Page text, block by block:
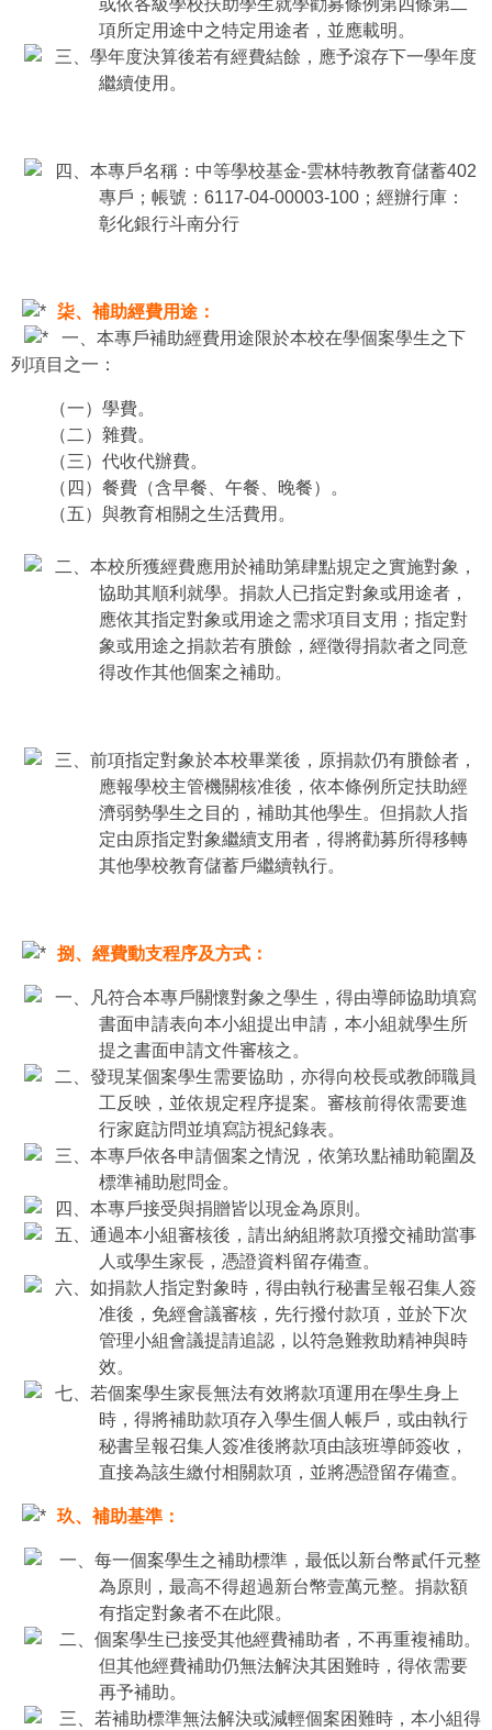
或依各級學校扶助學生就學勸募條例第四條第二
項所定用途中之特定用途者，並應載明。
三、學年度決算後若有經費結餘，應予滾存下一學年度
繼續使用。
四、本專戶名稱：中等學校基金-雲林特教教育儲蓄402
專戶；帳號：6117-04-00003-100；經辦行庫：
彰化銀行斗南分行
柒、補助經費用途：
一、本專戶補助經費用途限於本校在學個案學生之下
列項目之一：
（一）學費。
（二）雜費。
（三）代收代辦費。
（四）餐費（含早餐、午餐、晚餐）。
（五）與教育相關之生活費用。
二、本校所獲經費應用於補助第肆點規定之實施對象，
協助其順利就學。捐款人已指定對象或用途者，
應依其指定對象或用途之需求項目支用；指定對
象或用途之捐款若有賸餘，經徵得捐款者之同意
得改作其他個案之補助。
三、前項指定對象於本校畢業後，原捐款仍有賸餘者，
應報學校主管機關核准後，依本條例所定扶助經
濟弱勢學生之目的，補助其他學生。但捐款人指
定由原指定對象繼續支用者，得將勸募所得移轉
其他學校教育儲蓄戶繼續執行。
捌、經費動支程序及方式：
一、凡符合本專戶關懷對象之學生，得由導師協助填寫
書面申請表向本小組提出申請，本小組就學生所
提之書面申請文件審核之。
二、發現某個案學生需要協助，亦得向校長或教師職員
工反映，並依規定程序提案。審核前得依需要進
行家庭訪問並填寫訪視紀錄表。
三、本專戶依各申請個案之情況，依第玖點補助範圍及
標準補助慰問金。
四、本專戶接受與捐贈皆以現金為原則。
五、通過本小組審核後，請出納組將款項撥交補助當事
人或學生家長，憑證資料留存備查。
六、如捐款人指定對象時，得由執行秘書呈報召集人簽
准後，免經會議審核，先行撥付款項，並於下次
管理小組會議提請追認，以符急難救助精神與時
效。
七、若個案學生家長無法有效將款項運用在學生身上
時，得將補助款項存入學生個人帳戶，或由執行
秘書呈報召集人簽准後將款項由該班導師簽收，
直接為該生繳付相關款項，並將憑證留存備查。
玖、補助基準：
一、每一個案學生之補助標準，最低以新台幣貳仟元整
為原則，最高不得超過新台幣壹萬元整。捐款額
有指定對象者不在此限。
二、個案學生已接受其他經費補助者，不再重複補助。
但其他經費補助仍無法解決其困難時，得依需要
再予補助。
三、若補助標準無法解決或減輕個案困難時，本小組得